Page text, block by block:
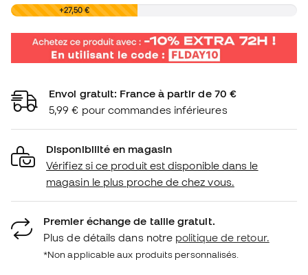
0,00 € +27,50 €
Envoi gratuit: France à partir de 70 €
5,99 € pour commandes inférieures
Disponibilité en magasin
Vérifiez si ce produit est disponible dans le
magasin le plus proche de chez vous.
Premier échange de taille gratuit.
Plus de détails dans notre politique de retour.
*Non applicable aux produits personnalisés.